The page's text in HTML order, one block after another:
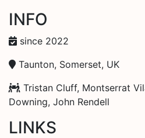
INFO
since 2022
Taunton, Somerset, UK
Tristan Cluff, Montserrat
Downing, John Rendell
LINKS